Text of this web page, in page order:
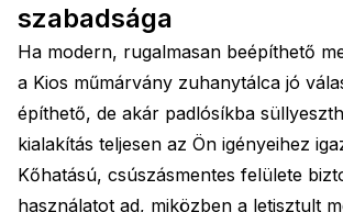
szabadsága
Ha modern, rugalmasan beépíthető
a Kios műmárvány zuhanytálca jó
építhető, de akár padlósíkba
kialakítás teljesen az Ön igényeihez
Kőhatású, csúszásmentes felülete
használatot ad, miközben a letisztult